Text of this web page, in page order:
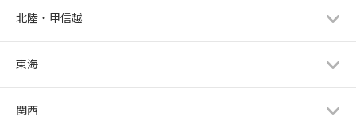
北陸・甲信越
東海
関西